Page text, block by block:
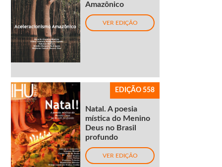
Amazônico
VER EDIÇÃO
EDIÇÃO 558
Natal. A poesia
mística do Menino
Deus no Brasil
profundo
VER EDIÇÃO